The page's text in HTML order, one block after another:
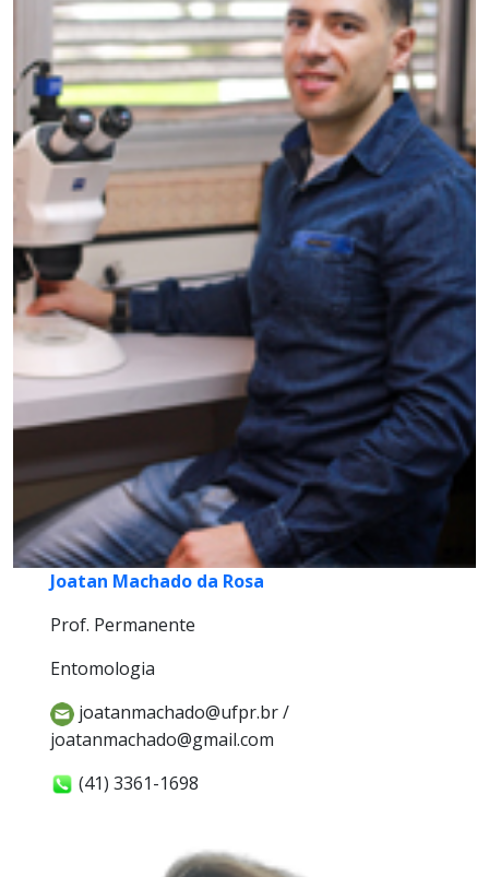
Joatan Machado da Rosa
Prof. Permanente
Entomologia
joatanmachado@ufpr.br /
joatanmachado@gmail.com
(41) 3361-1698